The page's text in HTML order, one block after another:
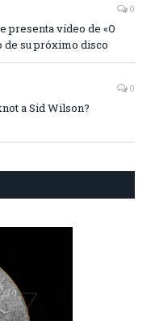
0
presenta vídeo de «O
de su próximo disco
0
a Sid Wilson?